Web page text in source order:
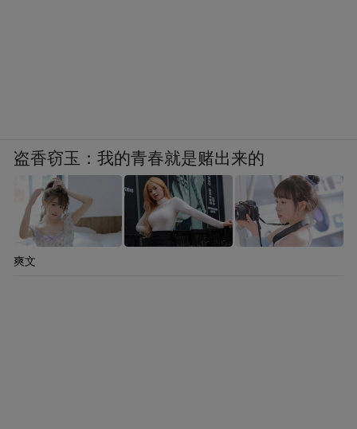
盗香窃玉：我的青春就是赌出来的
爽文